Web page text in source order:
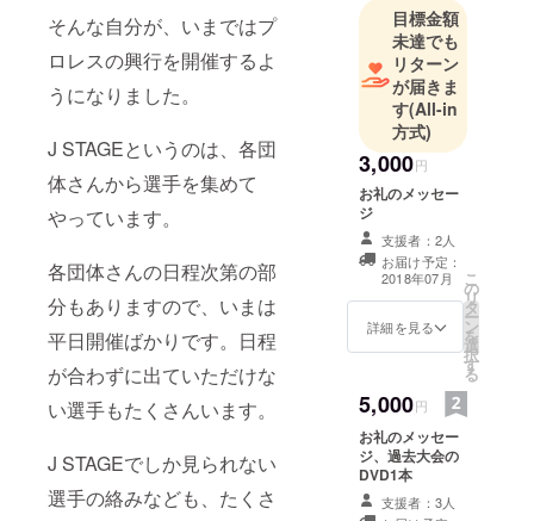
そんな自分が、いまではプ
ロレスの興行を開催するよ
うになりました。
J STAGEというのは、各団
体さんから選手を集めて
やっています。
各団体さんの日程次第の部
分もありますので、いまは
平日開催ばかりです。日程
が合わずに出ていただけな
い選手もたくさんいます。
J STAGEでしか見られない
選手の絡みなども、たくさ
目標金額
未達でも
リターン
が届きま
す(All-in
方式)
3,000円
お礼のメッセー
ジ
支援者：2人
お届け予定：
2018年07月
詳細を見る
こ
の
リ
タ
ー
ン
を
選
択
す
る
5,000円
お礼のメッセー
ジ、過去大会の
DVD1本
支援者：3人